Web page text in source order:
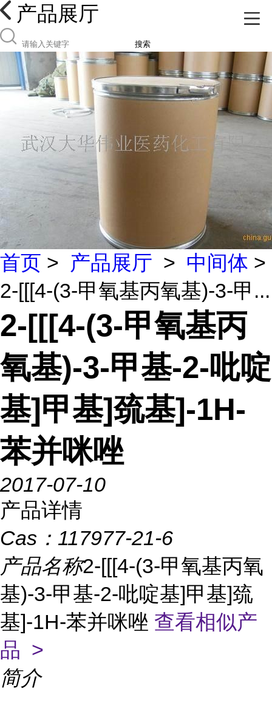
产品展厅
搜索
首页 > 产品展厅 > 中间体 >
2-[[[4-(3-甲氧基丙氧基)-3-甲...
2-[[[4-(3-甲氧基丙
氧基)-3-甲基-2-吡啶
基]甲基]巯基]-1H-
苯并咪唑
2017-07-10
产品详情
Cas： 117977-21-6
产品名称2-[[[4-(3-甲氧基丙氧
基)-3-甲基-2-吡啶基]甲基]巯
基]-1H-苯并咪唑 查看相似产
品 >
简介